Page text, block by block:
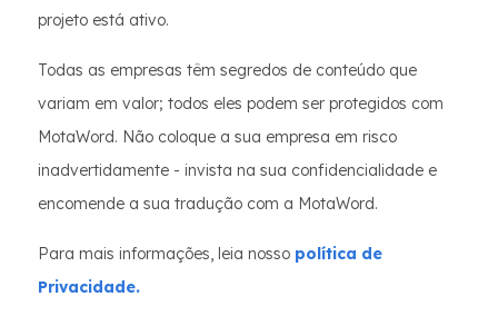
projeto está ativo.
Todas as empresas têm segredos de conteúdo que
variam em valor; todos eles podem ser protegidos com
MotaWord. Não coloque a sua empresa em risco
inadvertidamente - invista na sua confidencialidade e
encomende a sua tradução com a MotaWord.
Para mais informações, leia nosso política de
Privacidade.